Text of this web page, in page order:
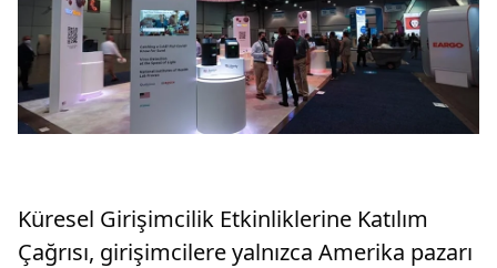
Küresel Girişimcilik Etkinliklerine Katılım
Çağrısı, girişimcilere yalnızca Amerika pazarı